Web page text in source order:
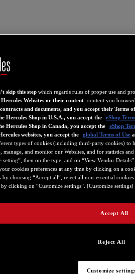
skip this step which regards rules of proper use and
Websites or their content -content you
and documents, and you accept their Terms
Hercules Shop in U.S.A., you accept the
eShop
Hercules Shop in Canada, you accept the
eShop
websites, you accept the
global Terms of Use
types of cookies (including third-party cookies) to
manage, and monitor our Websites, and for statistics
setting”, then on the type, and on “View Vendor
cookies preferences at any time by clicking on a
by choosing “Accept all”, reject all non-essential
clicking on “Customize settings”. [Customize
Reject All
Accept All
Customize